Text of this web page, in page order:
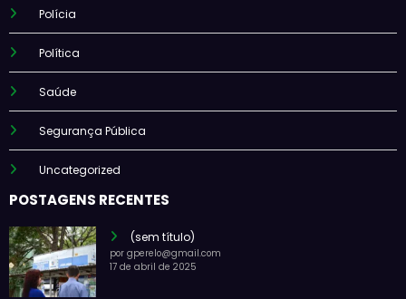
Polícia
Política
Saúde
Segurança Pública
Uncategorized
POSTAGENS RECENTES
(sem título)
por gperelo@gmail.com
17 de abril de 2025